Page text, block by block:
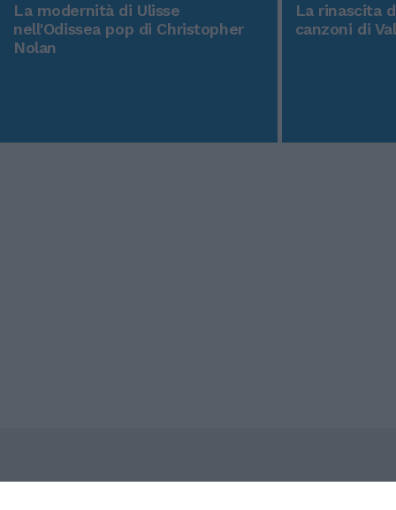
La modernità di Ulisse
nell'Odissea pop di Christopher
Nolan
La rinascita
canzoni di